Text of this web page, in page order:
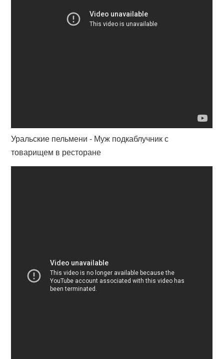
Уральские пельмени - Муж подкаблучник с
товарищем в ресторане